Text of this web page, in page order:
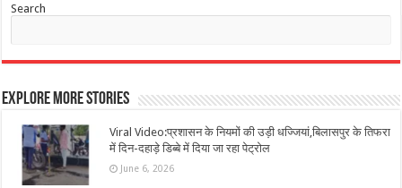
Search
Explore More Stories
Viral Video:प्रशासन के नियमों की उड़ी धज्जियां,बिलासपुर के तिफरा
में दिन-दहाड़े डिब्बे में दिया जा रहा पेट्रोल
June 6, 2026